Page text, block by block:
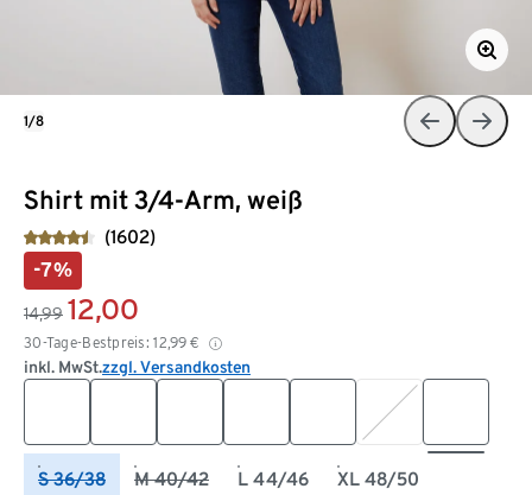
Shirt mit 3/4-Arm, weiß
(1602)
-7%
14,99 12,00
30-Tage-Bestpreis: 12,99 €
inkl. MwSt.zzgl. Versandkosten
S 36/38 M 40/42 L 44/46 XL 48/50
1/8